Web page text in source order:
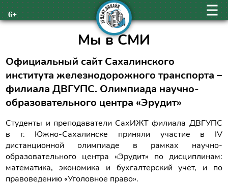
6+
Мы в СМИ
Официальный сайт Сахалинского
института железнодорожного транспорта –
филиала ДВГУПС. Олимпиада научно-
образовательного центра «Эрудит»
Студенты и преподаватели СахИЖТ филиала ДВГУПС
в г. Южно-Сахалинске приняли участие в IV
дистанционной олимпиаде в рамках научно-
образовательного центра «Эрудит» по дисциплинам:
математика, экономика и бухгалтерский учёт, и по
правоведению «Уголовное право».